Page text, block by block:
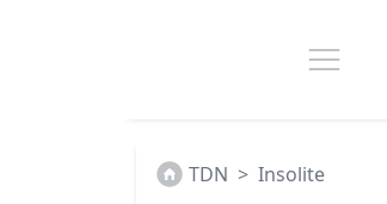
TDN > Insolite